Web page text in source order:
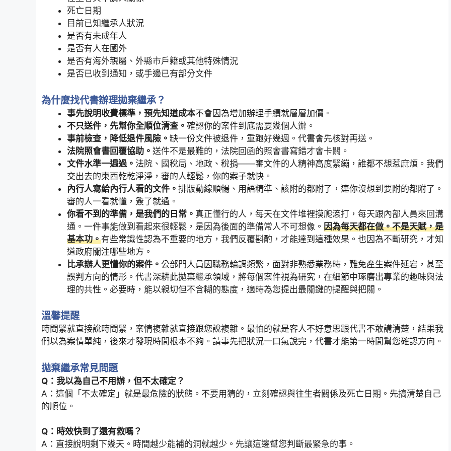
死亡日期
目前已知繼承人狀況
是否有未成年人
是否有人在國外
是否有海外親屬、外縣市戶籍或其他特殊情況
是否已收到通知，或手邊已有部分文件
為什麼找代書辦理拋棄繼承？
事先說明收費標準，預先知道成本不會因為增加辦理手續就層層加價。
不只送件，先幫你全順位清查。 確認你的案件到底需要幾個人辦。
事前檢查，降低退件風險。 缺一份文件被退件，重跑好幾週。代書會先核對再送。
法院照會書回覆協助。 送件不是最難的，法院回函的照會書寫錯才會卡關。
文件水準一遍過。 法院、國稅局、地政、稅捐——審文件的人精神高度緊繃，誰都不想惹麻煩。我們
交出去的東西乾乾淨淨，審的人輕鬆，你的案子就快。
內行人寫給內行人看的文件。 排版動線順暢、用語精準、該附的都附了，連你沒想到要附的都附了。
審的人一看就懂，簽了就過。
你看不到的準備，是我們的日常。 真正懂行的人，每天在文件堆裡摸爬滾打，每天跟內部人員來回溝
通。一件事能做到看起來很輕鬆，是因為後面的準備常人不可想像。 因為每天都在做。不是天賦，是
基本功。有些常識性認為不重要的地方，我們反覆斟酌，才能達到這種效果。也因為不斷研究，才知
道政府關注哪些地方。
比承辦人更懂你的案件。 公部門人員因職務輪調頻繁，面對非熟悉業務時，難免產生案件延宕，甚至
誤判方向的情形。代書深耕此拋棄繼承領域，將每個案件視為研究，在細節中琢磨出專業的趣味與法
理的共性。必要時，能以親切但不含糊的態度，適時為您提出最關鍵的提醒與把關。
溫馨提醒
時間緊就直接說時間緊，案情複雜就直接跟您說複雜。最怕的就是客人不好意思跟代書不敢講清楚，結果我
們以為案情單純，後來才發現時間根本不夠。請事先把狀況一口氣說完，代書才能第一時間幫您確認方向。
拋棄繼承常見問題
Q：我以為自己不用辦，但不太確定？
A：這個「不太確定」就是最危險的狀態。不要用猜的，立刻確認與往生者關係及死亡日期。先搞清楚自己
的順位。
Q：時效快到了還有救嗎？
A：直接說明剩下幾天。時間越少能補的洞就越少。先讓這邊幫您判斷最緊急的事。